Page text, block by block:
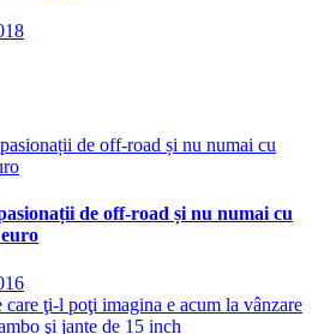
de off-road și nu numai cu